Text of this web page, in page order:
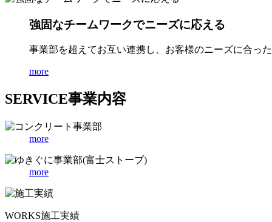
強固なチームワークでニーズに応える
事業部を超えてお互い連携し、お客様のニーズに合っ
more
SERVICE事業内容
more
more
WORKS施工実績